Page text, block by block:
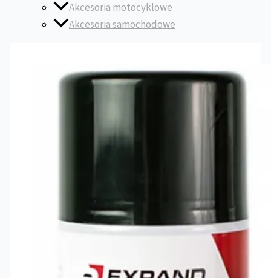
Akcesoria motocyklowe
Akcesoria samochodowe